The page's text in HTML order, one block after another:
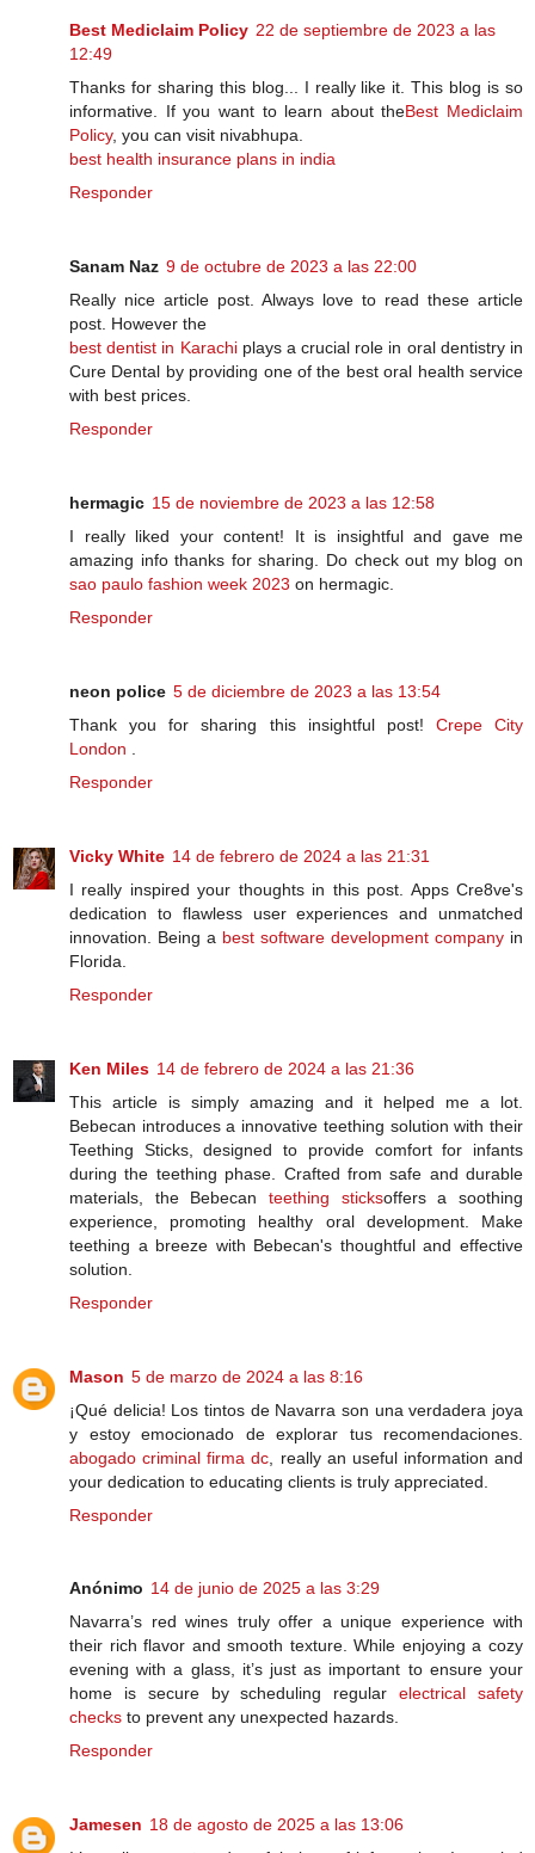
Best Mediclaim Policy 22 de septiembre de 2023 a las
12:49
Thanks for sharing this blog... I really like it. This blog is so
informative. If you want to learn about theBest Mediclaim
Policy, you can visit nivabhupa.
best health insurance plans in india
Responder
Sanam Naz 9 de octubre de 2023 a las 22:00
Really nice article post. Always love to read these article
post. However the
best dentist in Karachiplays a crucial role in oral dentistry in
Cure Dental by providing one of the best oral health service
with best prices.
Responder
hermagic 15 de noviembre de 2023 a las 12:58
I really liked your content! It is insightful and gave me
amazing info thanks for sharing. Do check out my blog on
sao paulo fashion week 2023 on hermagic.
Responder
neon police 5 de diciembre de 2023 a las 13:54
Thank you for sharing this insightful post! Crepe City
London
Responder
Vicky White 14 de febrero de 2024 a las 21:31
I really inspired your thoughts in this post. Apps Cre8ve's
dedication to flawless user experiences and unmatched
innovation. Being a best software development company in
Florida.
Responder
Ken Miles 14 de febrero de 2024 a las 21:36
This article is simply amazing and it helped me a lot.
Bebecan introduces a innovative teething solution with their
Teething Sticks, designed to provide comfort for infants
during the teething phase. Crafted from safe and durable
materials, the Bebecan teething sticksoffers a soothing
experience, promoting healthy oral development. Make
teething a breeze with Bebecan's thoughtful and effective
solution.
Responder
Mason 5 de marzo de 2024 a las 8:16
¡Qué delicia! Los tintos de Navarra son una verdadera joya
y estoy emocionado de explorar tus recomendaciones.
abogado criminal firma dc , really an useful information and
your dedication to educating clients is truly appreciated.
Responder
Anónimo 14 de junio de 2025 a las 3:29
Navarra’s red wines truly offer a unique experience with
their rich flavor and smooth texture. While enjoying a cozy
evening with a glass, it’s just as important to ensure your
home is secure by scheduling regularelectrical safety
checks to prevent any unexpected hazards.
Responder
Jamesen 18 de agosto de 2025 a las 13:06